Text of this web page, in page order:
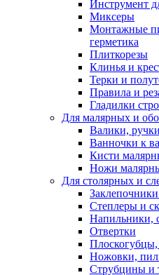
Инструмент
Миксеры
Монтажные
герметика
Плиткорезы
Клинья и
Терки и
Правила и
Гладилки
Для малярных и
Валики,
Ванночки к
Кисти
Ножи
Для столярных и
Степлеры и
Напильники,
Отвертки
Ножовки,
Струбцины и